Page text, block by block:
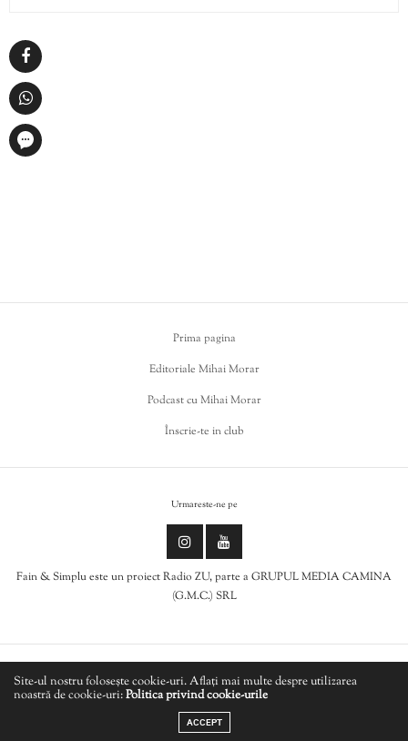
EMPIRE OF THE SUN - We Are The
Prima pagina
Editoriale Mihai Morar
Podcast cu Mihai Morar
Înscrie-te in club
Urmareste-ne pe
Fain & Simplu este un proiect Radio ZU, parte a GRUPUL MEDIA CAMINA
(G.M.C.) SRL
Politica de cookies
Politică de confidențialitate
Site-ul nostru folosește cookie-uri. Aflați mai multe despre utilizarea
noastră de cookie-uri:Politica privind cookie-urile
ACCEPT